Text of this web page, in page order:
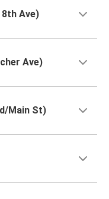
Ave)
Ave)
Main St)